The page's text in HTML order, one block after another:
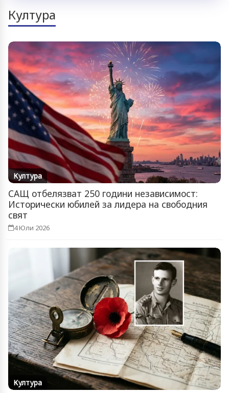
Култура
Култура
САЩ отбелязват 250 години независимост:
Исторически юбилей за лидера на свободния
свят
4 Юли 2026
Култура